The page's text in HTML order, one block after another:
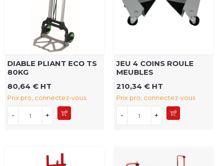
DIABLE PLIANT ECO TS
80KG
80,64 € HT
Prix pro, connectez-vous
- +
JEU 4 COINS ROULE
MEUBLES
210,34 € HT
Prix pro, connectez-vous
- +